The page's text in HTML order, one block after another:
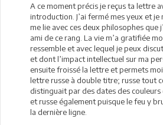
A ce moment précis je reçus ta lettre
introduction. J’ai fermé mes yeux et je
me lie avec ces deux philosophes que
ami de ce rang. La vie m’a gratifiée
ressemble et avec lequel je peux
et dont l’impact intellectuel sur ma
ensuite froissé la lettre et permets
lettre russe à double titre; russe tout
distinguait par des dates des
et russe également puisque le feu y
la dernière ligne.